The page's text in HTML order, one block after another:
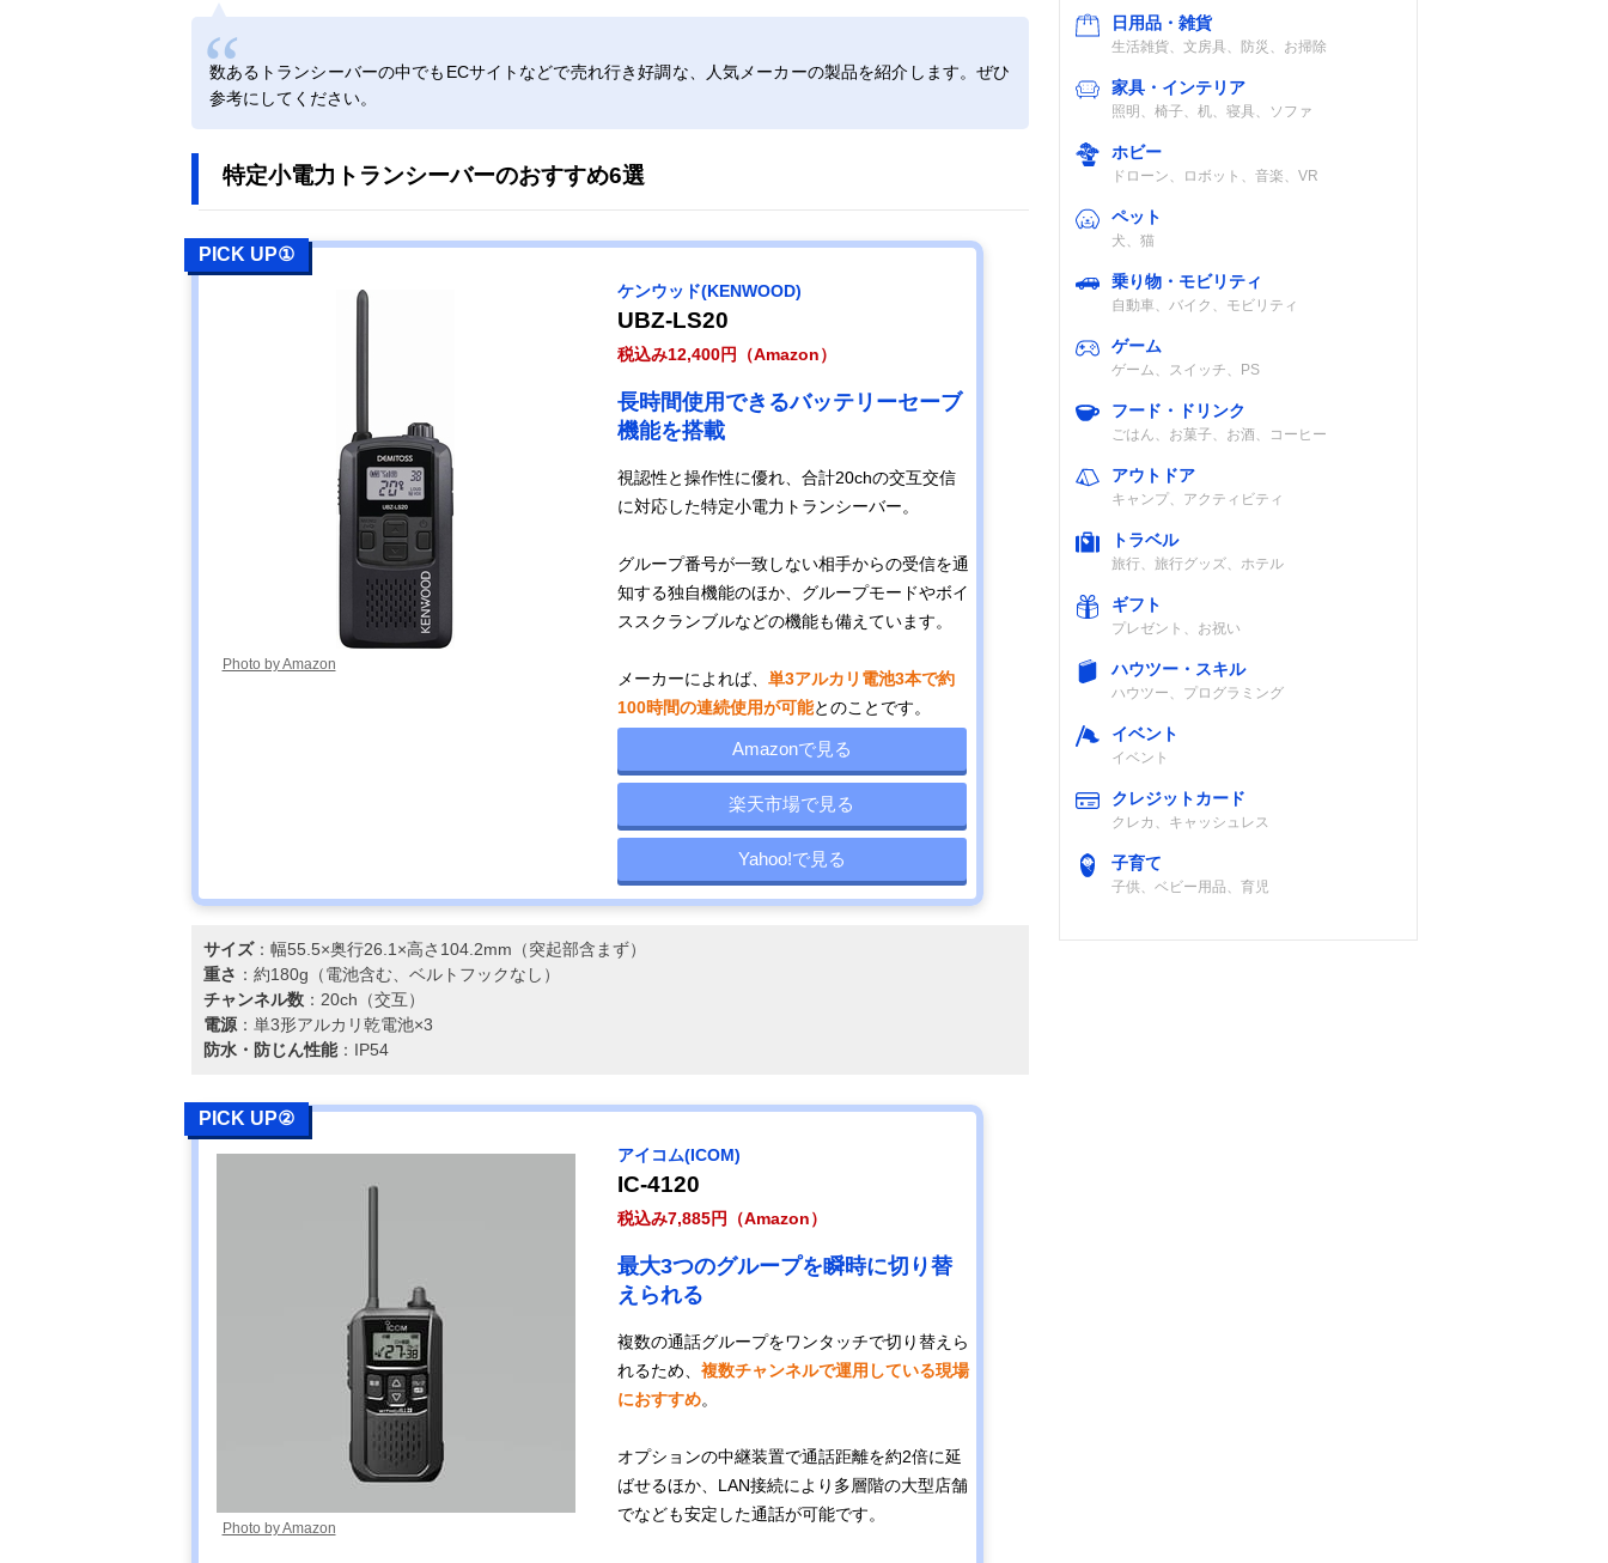
Amazonで見る
電力トランシー
型トランシーバ
ー
52.6mm（突起
部含まず）
ップ含む）
47ch（交互
20ch＋中継
27ch）
内臓リチウムイ
オン電池
Amazonで見る
エフ・アール・
ー ET-20X
届いたその日か
ット
部含まず）
単3形アルカリ
ド電池FBP-1
×
コンパクトなが
アをカバーでき
幅54×奥行
88mm（突起部
含まず）
む）
ル82ch＋上空
リチウムイオン
電池、単3形ア
ルカリ電池×3
バーテックスス
タンダードLMR
スタンダード
VXD30 増波モ
デル
米軍MIL規格を
クリアした耐衝
幅56×奥行31×
高さ
約260g
97ch（デジタ
リチウムイオン
電池
アルインコ
切り替えが可能
95.8mm（突起
部含まず）
池、アンテナ含
む）
ル82ch＋上空
リチウムイオン
電池
幅50×奥行27×
高さ93mm（突
起部含まず）
約148g（付属
バッテリーパッ
ク装着時）
97ch（デジタ
リチウムイオン
電池
数あるトランシーバーの中でもECサイトなどで売れ行き好調な、人気メーカーの製品を紹介します。ぜひ
参考にしてください。
特定小電力トランシーバーのおすすめ6選
PICK UP①
Photo by Amazon
ケンウッド(KENWOOD)
UBZ-LS20
税込み12,400円（Amazon）
長時間使用できるバッテリーセーブ
機能を搭載
視認性と操作性に優れ、合計20chの交互交信
に対応した特定小電力トランシーバー。
グループ番号が一致しない相手からの受信を通
知する独自機能のほか、グループモードやボイ
ススクランブルなどの機能も備えています。
メーカーによれば、 単3アルカリ電池3本で約
100時間の連続使用が可能とのことです。
Amazonで見る
楽天市場で見る
Yahoo!で見る
サイズ：幅55.5×奥行26.1×高さ104.2mm（突起部含まず）
重さ ：約180g（電池含む、ベルトフックなし）
チャンネル数：20ch（交互）
電源：単3形アルカリ乾電池×3
防水・防じん性能：IP54
PICK UP②
Photo by Amazon
アイコム(ICOM)
IC-4120
税込み7,885円（Amazon）
最大3つのグループを瞬時に切り替
えられる
複数の通話グループをワンタッチで切り替えら
れるため、 複数チャンネルで運用している現場
におすすめ。
オプションの中継装置で通話距離を約2倍に延
ばせるほか、LAN接続により多層階の大型店舗
でなども安定した通話が可能です。
日用品・雑貨
生活雑貨、文房具、防災、お掃除
家具・インテリア
照明、椅子、机、寝具、ソファ
ホビー
ドローン、ロボット、音楽、VR
ペット
犬、猫
乗り物・モビリティ
自動車、バイク、モビリティ
ゲーム
ゲーム、スイッチ、PS
フード・ドリンク
ごはん、お菓子、お酒、コーヒー
アウトドア
キャンプ、アクティビティ
トラベル
旅行、旅行グッズ、ホテル
ギフト
プレゼント、お祝い
ハウツー・スキル
ハウツー、プログラミング
イベント
イベント
クレジットカード
クレカ、キャッシュレス
子育て
子供、ベビー用品、育児